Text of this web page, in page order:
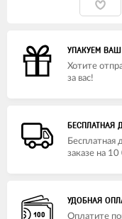
УПАКУЕМ
Хотите
за вас!
БЕСПЛАТНАЯ
Бесплатная
заказе на
УДОБНАЯ
Оплатите